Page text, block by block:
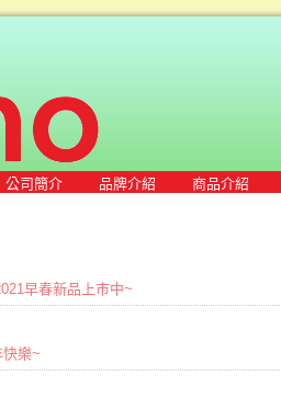
公司簡介 品牌介紹 商品介紹
早春新品上市中~
快樂~